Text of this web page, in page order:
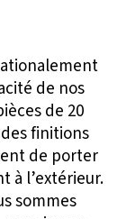
de nos
de 20
finitions
de porter
à l’extérieur.
sommes